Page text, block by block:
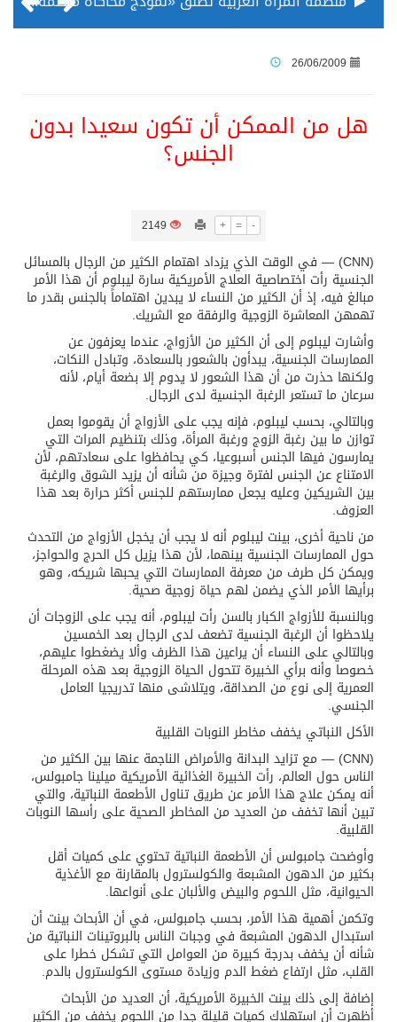
تسليم 248 حافلة سياحية صينية فاخرة مخصصة للسوق السعودية
ثلة من الضابطات في الجييش الكويتي
كسوة الكعبة تعتلي البيت العتيق
26/06/2009
هل من الممكن أن تكون سعيدا بدون
الجنس؟
+ = -
2149
(CNN) — في الوقت الذي يزداد اهتمام الكثير من الرجال بالمسائل
الجنسية رأت اختصاصية العلاج الأمريكية سارة ليبلوم أن هذا الأمر
مبالغ فيه، إذ أن الكثير من النساء لا يبدين اهتماماً بالجنس بقدر ما
تهمهن المعاشرة الزوجية والرفقة مع الشريك.
وأشارت ليبلوم إلى أن الكثير من الأزواج، عندما يعزفون عن
الممارسات الجنسية، يبدأون بالشعور بالسعادة، وتبادل النكات،
ولكنها حذرت من أن هذا الشعور لا يدوم إلا بضعة أيام، لأنه
سرعان ما تستعر الرغبة الجنسية لدى الرجال.
وبالتالي، بحسب ليبلوم، فإنه يجب على الأزواج أن يقوموا بعمل
توازن ما بين رغبة الزوج ورغبة المرأة، وذلك بتنظيم المرات التي
يمارسون فيها الجنس أسبوعيا، كي يحافظوا على سعادتهم، لأن
الامتناع عن الجنس لفترة وجيزة من شأنه أن يزيد الشوق والرغبة
بين الشريكين وعليه يجعل ممارستهم للجنس أكثر حرارة بعد هذا
العزوف.
من ناحية أخرى، بينت ليبلوم أنه لا يجب أن يخجل الأزواج من التحدث
حول الممارسات الجنسية بينهما، لأن هذا يزيل كل الحرج والحواجز،
ويمكن كل طرف من معرفة الممارسات التي يحبها شريكه، وهو
برأيها الأمر الذي يضمن لهم حياة زوجية صحية.
وبالنسبة للأزواج الكبار بالسن رأت ليبلوم، أنه يجب على الزوجات أن
يلاحظوا أن الرغبة الجنسية تضعف لدى الرجال بعد الخمسين
وبالتالي على النساء أن يراعين هذا الظرف وألا يضغطوا عليهم،
خصوصا وأنه برأي الخبيرة تتحول الحياة الزوجية بعد هذه المرحلة
العمرية إلى نوع من الصداقة، ويتلاشى منها تدريجيا العامل
الجنسي.
الأكل النباتي يخفف مخاطر النوبات القلبية
(CNN) — مع تزايد البدانة والأمراض الناجمة عنها بين الكثير من
الناس حول العالم، رأت الخبيرة الغذائية الأمريكية ميلينا جامبولس،
أنه يمكن علاج هذا الأمر عن طريق تناول الأطعمة النباتية، والتي
تبين أنها تخفف من العديد من المخاطر الصحية على رأسها النوبات
القلبية.
وأوضحت جامبولس أن الأطعمة النباتية تحتوي على كميات أقل
بكثير من الدهون المشبعة والكولسترول بالمقارنة مع الأغذية
الحيوانية، مثل اللحوم والبيض والألبان على أنواعها.
وتكمن أهمية هذا الأمر، بحسب جامبولس، في أن الأبحاث بينت أن
استبدال الدهون المشبعة في وجبات الناس بالبروتينات النباتية من
شأنه أن يخفف بدرجة كبيرة من العوامل التي تشكل خطرا على
القلب، مثل ارتفاع ضغط الدم وزيادة مستوى الكولسترول بالدم.
إضافة إلى ذلك بينت الخبيرة الأمريكية، أن العديد من الأبحاث
أظهرت أن استهلاك كميات قليلة جدا من اللحوم يخفف من الكثير